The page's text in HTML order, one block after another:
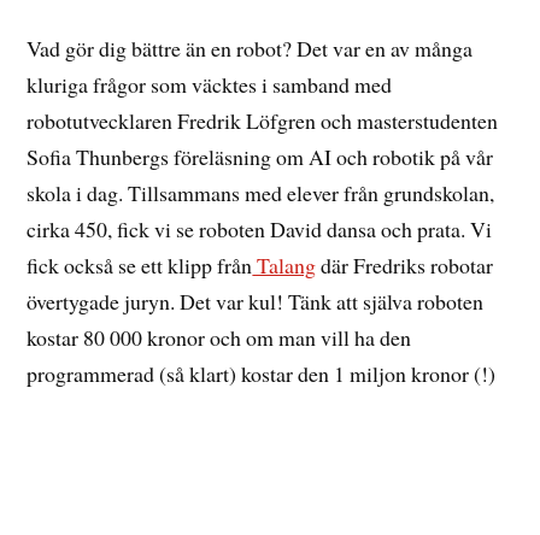
Vad gör dig bättre än en robot? Det var en av många
kluriga frågor som väcktes i samband med
robotutvecklaren Fredrik Löfgren och masterstudenten
Sofia Thunbergs föreläsning om AI och robotik på vår
skola i dag. Tillsammans med elever från grundskolan,
cirka 450, fick vi se roboten David dansa och prata. Vi
fick också se ett klipp frånTalangdär Fredriks robotar
övertygade juryn. Det var kul! Tänk att själva roboten
kostar 80 000 kronor och om man vill ha den
programmerad (så klart) kostar den 1 miljon kronor (!)